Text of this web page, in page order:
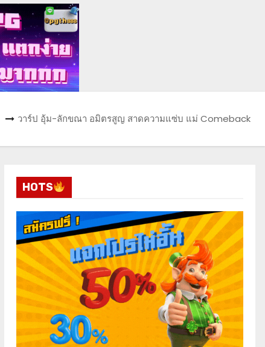
วาร์ป อุ้ม-ลักขณา อมิตรสูญ สาดความแซ่บ แม่ Comeback
HOTS